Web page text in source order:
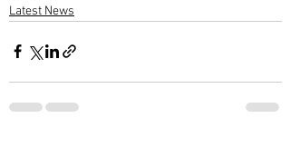
Latest News